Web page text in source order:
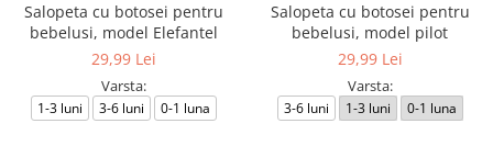
Salopeta cu botosei pentru
bebelusi, model Elefantel
29,99 Lei
Varsta:
1-3 luni 3-6 luni 0-1 luna
Salopeta cu botosei pentru
bebelusi, model pilot
29,99 Lei
Varsta:
3-6 luni 1-3 luni 0-1 luna